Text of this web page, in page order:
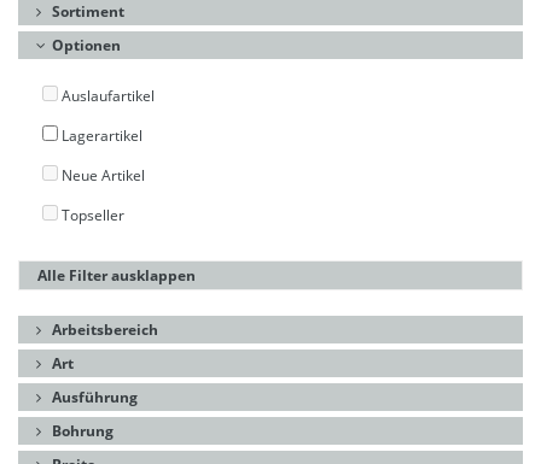
Sortiment
Optionen
Auslaufartikel
Lagerartikel
Neue Artikel
Topseller
Alle Filter ausklappen
Arbeitsbereich
Art
Ausführung
Bohrung